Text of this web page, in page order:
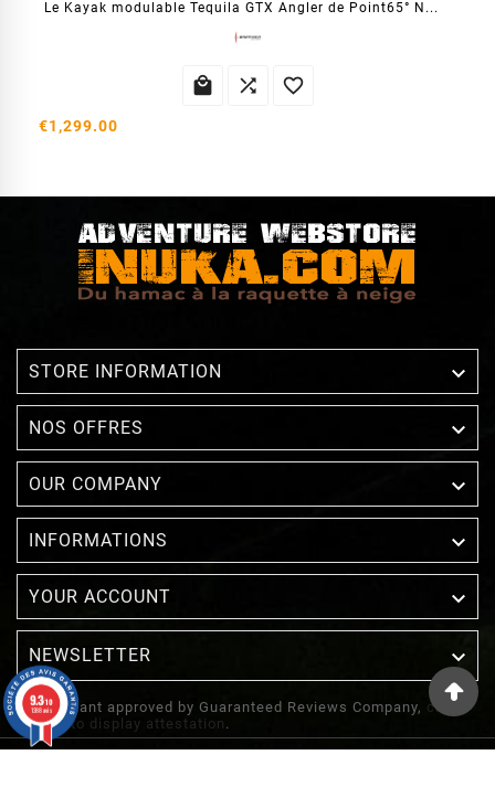
Le Kayak modulable Tequila GTX Angler de Point65° N...
  
€1,299.00
STORE INFORMATION 
NOS OFFRES 
OUR COMPANY 
INFORMATIONS 
YOUR ACCOUNT 
NEWSLETTER 
Merchant approved by Guaranteed Reviews Company, clic
here to display attestation .
9.3/10
1388 avis